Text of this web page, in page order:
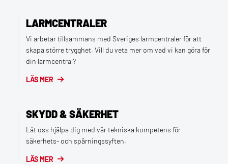
LARMCENTRALER
Vi arbetar tillsammans med Sveriges larmcentraler för att
skapa större trygghet. Vill du veta mer om vad vi kan göra för
din larmcentral?
LÄS MER
SKYDD & SÄKERHET
Låt oss hjälpa dig med vår tekniska kompetens för
säkerhets- och spårningssyften.
LÄS MER